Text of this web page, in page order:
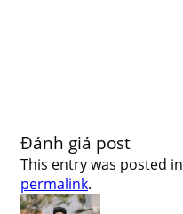
Đánh giá post
This entry was posted in
permalink.